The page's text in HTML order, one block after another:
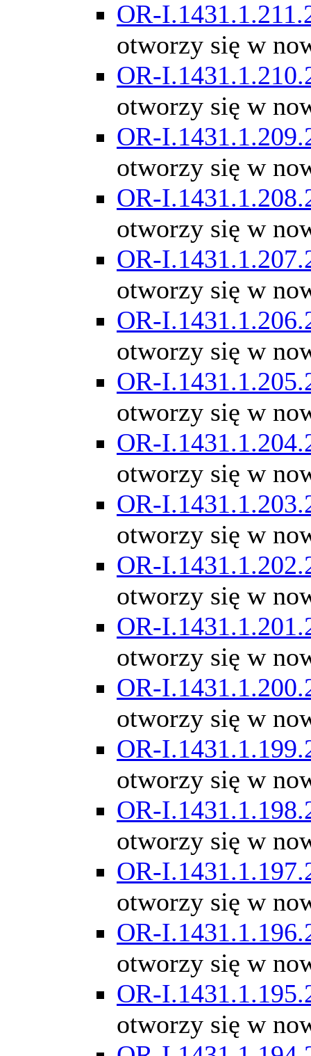
OR-
otworzy się w
OR-
otworzy się w
OR-
otworzy się w
OR-
otworzy się w
OR-
otworzy się w
OR-
otworzy się w
OR-
otworzy się w
OR-
otworzy się w
OR-
otworzy się w
OR-
otworzy się w
OR-
otworzy się w
OR-
otworzy się w
OR-
otworzy się w
OR-
otworzy się w
OR-
otworzy się w
OR-
otworzy się w
OR-
otworzy się w